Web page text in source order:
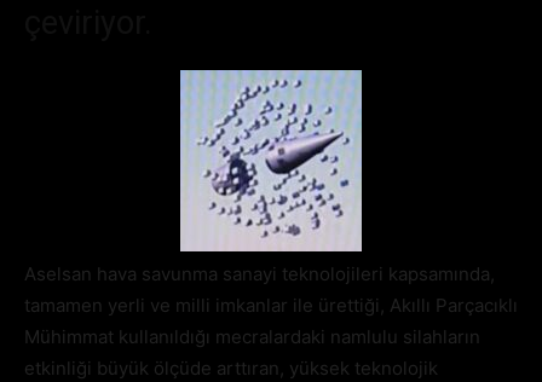
Aselsan hava savunma sanayi teknolojileri kapsamında,
tamamen yerli ve milli imkanlar ile ürettiği, Akıllı Parçacıklı
Mühimmat kullanıldığı mecralardaki namlulu silahların
etkinliği büyük ölçüde arttıran, yüksek teknolojik